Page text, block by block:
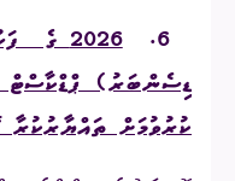
6.
ޑިސެންބަރު)
ކުރުވުމަށް ތައްޔާރުކުރާ